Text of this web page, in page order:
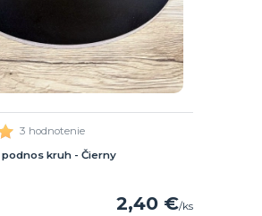
3 hodnotenie
kruh - Čierny
2,40 €/ks